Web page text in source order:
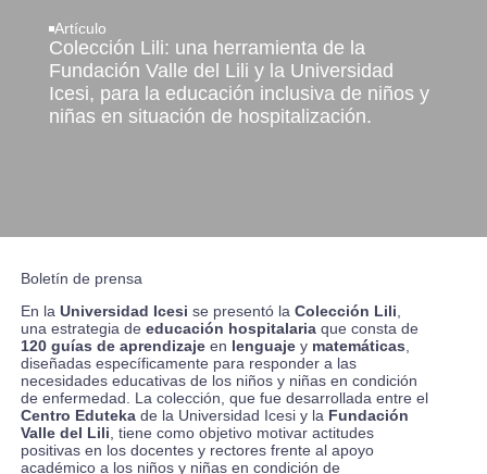
Artículo
Colección Lili: una herramienta de la
Fundación Valle del Lili y la Universidad
Icesi, para la educación inclusiva de niños y
niñas en situación de hospitalización.
Boletín de prensa
En la Universidad Icesi se presentó la Colección Lili,
una estrategia de educación hospitalariaque consta de
120 guías de aprendizajeen lenguajey matemáticas,
diseñadas específicamente para responder a las
necesidades educativas de los niños y niñas en condición
de enfermedad. La colección, que fue desarrollada entre el
Centro Edutekade la Universidad Icesi y la Fundación
Valle del Lili, tiene como objetivo motivar actitudes
positivas en los docentes y rectores frente al apoyo
académico a los niños y niñas en condición de